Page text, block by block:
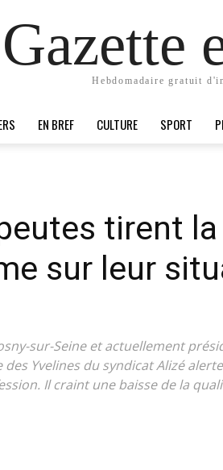
Hebdomadaire gratuit
EN BREF CULTURE SPORT
tirent la
sur leur
sur-Seine et actuellement
Yvelines du syndicat Alizé
Il craint une baisse de la